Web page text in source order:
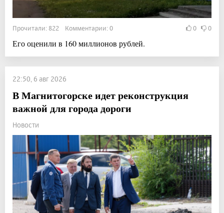
Прочитали: 822 Комментарии: 0 0 0
Его оценили в 160 миллионов рублей.
22:50, 6 авг 2026
В Магнитогорске идет реконструкция
важной для города дороги
Новости